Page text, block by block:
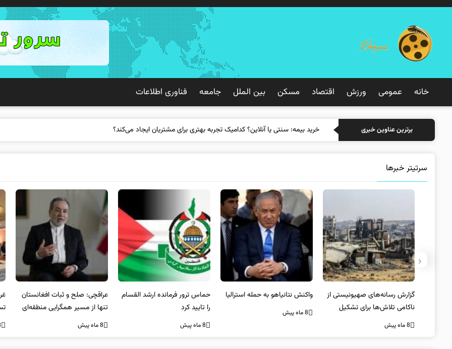
خانه عمومی ورزش اقتصاد مسکن بین الملل جامعه فناوری اطلاعات
برترین عناوین خبری
سرتیتر خبرها
واکنش نتانیاهو به حمله استرالیا
حماس ترور فرمانده ارشد القسام
را تایید کرد
عراقچی: صلح و ثبات افغانستان
تنها از مسیر همگرایی منطقه‌ای
محقق می‌شود
8 ماه پیش
غریب آبادی: مردم ایران هرگز
تسلیم تهدیدات و تجاوزات
نخواهند شد و متحد و منسجم
8 ماه پیش 8
‹